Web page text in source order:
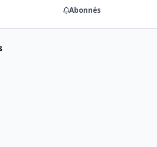
Abonnés